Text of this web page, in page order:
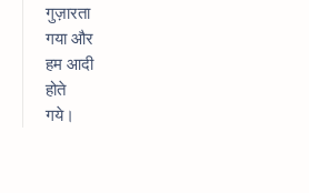
गुज़ारता
गया और
हम आदी
होते
गये।